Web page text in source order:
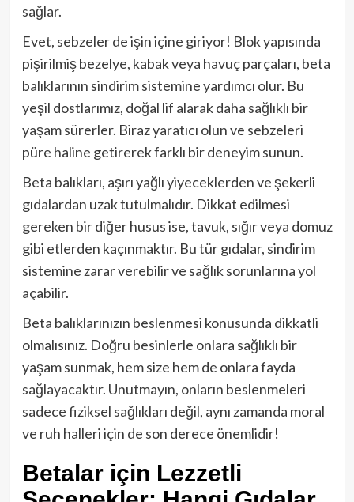
sağlar.
Evet, sebzeler de işin içine giriyor! Blok yapısında
pişirilmiş bezelye, kabak veya havuç parçaları, beta
balıklarının sindirim sistemine yardımcı olur. Bu
yeşil dostlarımız, doğal lif alarak daha sağlıklı bir
yaşam sürerler. Biraz yaratıcı olun ve sebzeleri
püre haline getirerek farklı bir deneyim sunun.
Beta balıkları, aşırı yağlı yiyeceklerden ve şekerli
gıdalardan uzak tutulmalıdır. Dikkat edilmesi
gereken bir diğer husus ise, tavuk, sığır veya domuz
gibi etlerden kaçınmaktır. Bu tür gıdalar, sindirim
sistemine zarar verebilir ve sağlık sorunlarına yol
açabilir.
Beta balıklarınızın beslenmesi konusunda dikkatli
olmalısınız. Doğru besinlerle onlara sağlıklı bir
yaşam sunmak, hem size hem de onlara fayda
sağlayacaktır. Unutmayın, onların beslenmeleri
sadece fiziksel sağlıkları değil, aynı zamanda moral
ve ruh halleri için de son derece önemlidir!
Betalar için Lezzetli